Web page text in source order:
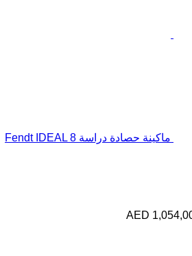
ماكينة حصادة دراسة Fendt IDEAL 8
AED